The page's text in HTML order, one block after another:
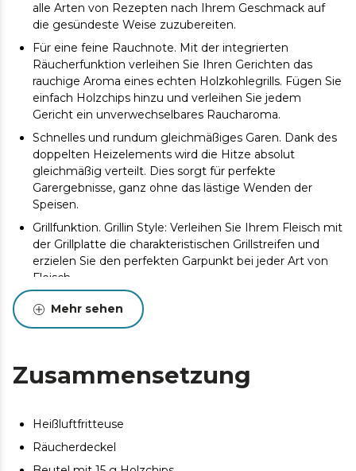
alle Arten von Rezepten nach Ihrem Geschmack auf
die gesündeste Weise zuzubereiten.
Für eine feine Rauchnote. Mit der integrierten
Räucherfunktion verleihen Sie Ihren Gerichten das
rauchige Aroma eines echten Holzkohlegrills. Fügen Sie
einfach Holzchips hinzu und verleihen Sie jedem
Gericht ein unverwechselbares Raucharoma.
Schnelles und rundum gleichmäßiges Garen. Dank des
doppelten Heizelements wird die Hitze absolut
gleichmäßig verteilt. Dies sorgt für perfekte
Garergebnisse, ganz ohne das lästige Wenden der
Speisen.
Grillfunktion. Grillin Style: Verleihen Sie Ihrem Fleisch mit
der Grillplatte die charakteristischen Grillstreifen und
erzielen Sie den perfekten Garpunkt bei jeder Art von
Fleisch.
Knusprige, goldbraune Pizzen. Pizza-Maker: Backt
authentische Pizzen auf seiner Platte und sorgt für
Fassungsvermögen zum Kochen von individuellen
Gerichten bis hin zu Rezepten zum Teilen.
Leistung: ermöglicht es Ihnen, alle Arten von Rezepten
mit wenig oder ohne Öl schnell und ohne
Geschmackseinbußen zuzubereiten.
Mehr sehen
Zusammensetzung
Heißluftfritteuse
Räucherdeckel